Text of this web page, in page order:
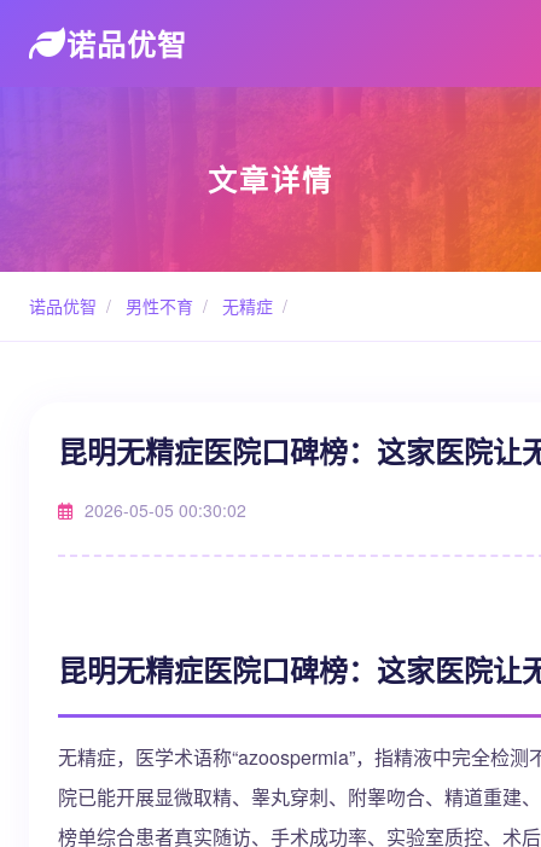
诺品优智
文章详情
诺品优智 / 男性不育 / 无精症 /
昆明无精症医院口碑榜：这家医院让
2026-05-05 00:30:02
昆明无精症医院口碑榜：这家医院让
无精症，医学术语称“azoospermia”，指精液中完全检
院已能开展显微取精、睾丸穿刺、附睾吻合、精道重建
榜单综合患者真实随访、手术成功率、实验室质控、术